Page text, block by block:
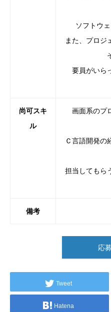
ソフトウ
また、プロジ
要員がいら
尚可スキ
ル
画面系のプ
Ｃ言語開発の
担当してもら
備考
応
Tweet
Hatena